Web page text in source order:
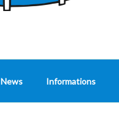
News Informations